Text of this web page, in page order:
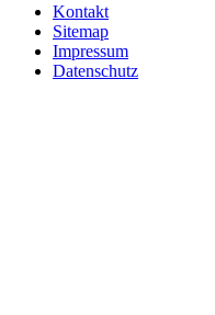
Kontakt
Sitemap
Impressum
Datenschutz